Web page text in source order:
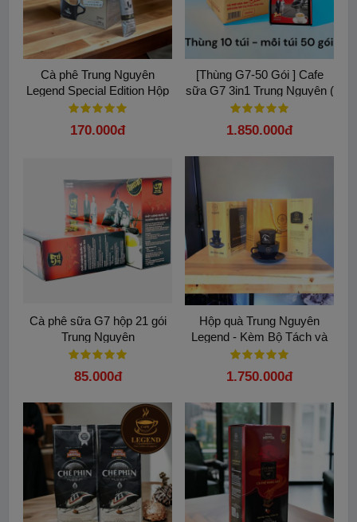
Cà phê Trung Nguyên
Legend Special Edition Hộp
450G (25g x 18 Gói)
170.000đ
[Thùng G7-50 Gói ] Cafe
sữa G7 3in1 Trung Nguyên (
800g / gói - Thùng 10 gói )
1.850.000đ
Cà phê sữa G7 hộp 21 gói
Trung Nguyên
85.000đ
Hộp quà Trung Nguyên
Legend - Kèm Bộ Tách và
Phin Đen Trung Nguyên
1.750.000đ